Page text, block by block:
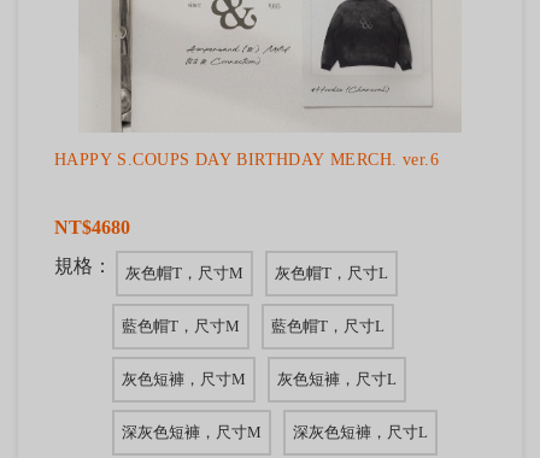
HAPPY S.COUPS DAY BIRTHDAY MERCH. ver.6
NT$4680
規格：
灰色帽T，尺寸M 灰色帽T，尺寸L
藍色帽T，尺寸M 藍色帽T，尺寸L
灰色短褲，尺寸M 灰色短褲，尺寸L
深灰色短褲，尺寸M 深灰色短褲，尺寸L